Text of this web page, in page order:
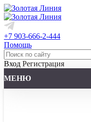
+7 903-666-2-444
Помощь
Вход Регистрация
МЕНЮ